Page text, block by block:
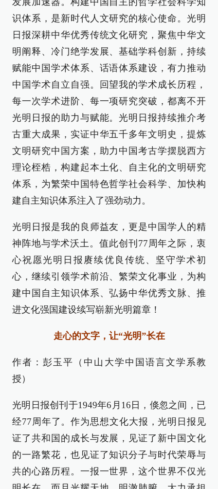
识体系，是新时代人文研究的核心使命。光明
日报深耕中华优秀传统文化研究，聚焦中华文
明阐释、冷门绝学发展、基础学科创新，持续
赋能中国学术体系、话语体系建设，有力推动
中国学术自立自强。回望我的学术成长历程，
每一次学术进阶、每一项研究突破，都离不开
光明日报的助力与赋能。光明日报持续推介考
古重大成果，实证中华五千多年文明史，提炼
文明研究中国方案，助力中国考古学摆脱西方
理论桎梏，构建起本土化、自主化的文明研究
体系，为繁荣中国特色哲学社会科学、加快构
建自主知识体系注入了强劲动力。
光明日报是我的良师益友，更是中国学人的精
神阵地与学术沃土。值此创刊77周年之际，衷
心祝愿光明日报赓续优良传统、坚守学术初
心，继续引领学术前沿、繁荣文化事业，为构
建中国自主知识体系、弘扬中华优秀文脉、推
进文化强国建设续写崭新光明篇章！
走心的文字，让“光明”长在
作者：彭玉平（中山大学中国语言文学系教
授）
光明日报创刊于1949年6月16日，倏忽之间，已
经77周年了。作为思想文化大报，光明日报见
证了共和国的成长与发展，见证了新中国文化
的一路繁花，也见证了知识分子与时代荣辱与
共的心路历程。一报一世界，这个世界不仅光